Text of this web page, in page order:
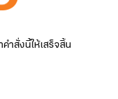
ำสั่งนี้ให้เสร็จสิ้น